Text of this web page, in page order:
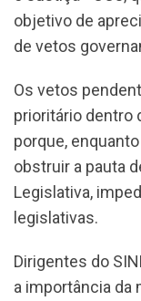
objetivo de
de vetos
Os vetos
prioritário dentro
porque,
obstruir a pauta
Legislativa,
legislativas.
Dirigentes do
a importância da